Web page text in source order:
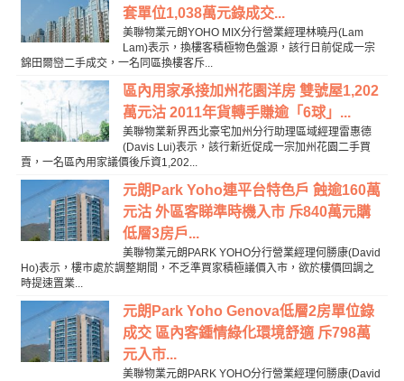
套單位1,038萬元錄成交...
美聯物業元朗YOHO MIX分行營業經理林曉丹(Lam
Lam)表示，換樓客積極物色盤源，該行日前促成一宗
錦田爾巒二手成交，一名同區換樓客斥...
區內用家承接加州花園洋房 雙號屋1,202
萬元沽 2011年貨轉手賺逾「6球」...
美聯物業新界西北豪宅加州分行助理區域經理雷惠德
(Davis Lui)表示，該行新近促成一宗加州花園二手買
賣，一名區內用家議價後斥資1,202...
元朗Park Yoho連平台特色戶 蝕逾160萬
元沽 外區客睇準時機入市 斥840萬元購
低層3房戶...
美聯物業元朗PARK YOHO分行營業經理何勝康(David
Ho)表示，樓市處於調整期間，不乏準買家積極議價入市，欲於樓價回調之
時提速置業...
元朗Park Yoho Genova低層2房單位錄
成交 區內客鍾情綠化環境舒適 斥798萬
元入市...
美聯物業元朗PARK YOHO分行營業經理何勝康(David